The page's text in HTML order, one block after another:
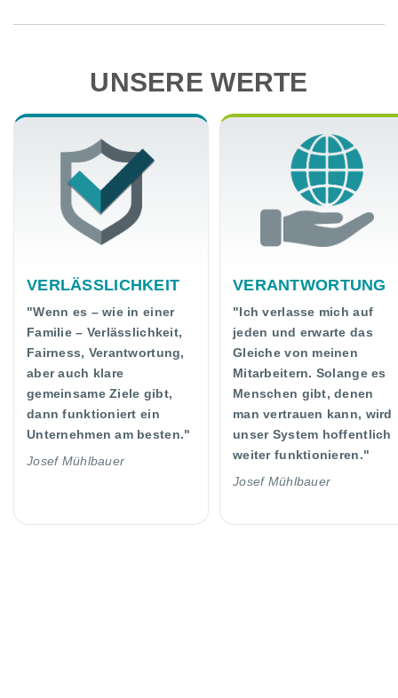
UNSERE WERTE
VERLÄSSLICHKEIT
"Wenn es – wie in einer
Familie – Verlässlichkeit,
Fairness, Verantwortung,
aber auch klare
gemeinsame Ziele gibt,
dann funktioniert ein
Unternehmen am besten."
Josef Mühlbauer
VERANTWORTUNG
"Ich verlasse mich auf
jeden und erwarte das
Gleiche von meinen
Mitarbeitern. Solange es
Menschen gibt, denen
man vertrauen kann, wird
unser System hoffentlich
weiter funktionieren."
Josef Mühlbauer